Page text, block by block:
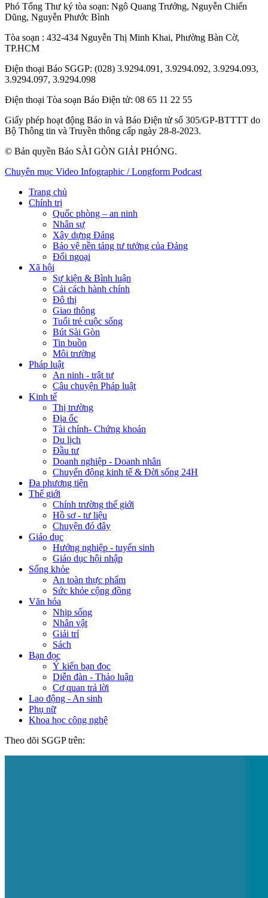
Phó Tổng Thư ký tòa soạn: Ngô Quang Trưởng, Nguyễn Chiến
Dũng, Nguyễn Phước Bình
Tòa soạn : 432-434 Nguyễn Thị Minh Khai, Phường Bàn Cờ,
TP.HCM
Điện thoại Báo SGGP: (028) 3.9294.091, 3.9294.092, 3.9294.093,
3.9294.097, 3.9294.098
Điện thoại Tòa soạn Báo Điện tử: 08 65 11 22 55
Giấy phép hoạt động Báo in và Báo Điện tử số 305/GP-BTTTT do
Bộ Thông tin và Truyền thông cấp ngày 28-8-2023.
© Bản quyền Báo SÀI GÒN GIẢI PHÓNG.
Chuyên mục Video Infographic / Longform Podcast
Trang chủ
Chính trị
Quốc phòng – an ninh
Nhân sự
Xây dựng Đảng
Bảo vệ nền tảng tư tưởng của Đảng
Đối ngoại
Xã hội
Sự kiện & Bình luận
Cải cách hành chính
Đô thị
Giao thông
Tuổi trẻ cuộc sống
Bút Sài Gòn
Tin buồn
Môi trường
Pháp luật
An ninh - trật tự
Câu chuyện Pháp luật
Kinh tế
Thị trường
Địa ốc
Tài chính- Chứng khoán
Du lịch
Đầu tư
Doanh nghiệp - Doanh nhân
Chuyển động kinh tế & Đời sống 24H
Đa phương tiện
Thế giới
Chính trường thế giới
Hồ sơ - tư liệu
Chuyện đó đây
Giáo dục
Hướng nghiệp - tuyển sinh
Giáo dục hội nhập
Sống khỏe
An toàn thực phẩm
Sức khỏe cộng đồng
Văn hóa
Nhịp sống
Nhân vật
Giải trí
Sách
Bạn đọc
Ý kiến bạn đọc
Diễn đàn - Thảo luận
Cơ quan trả lời
Lao động - An sinh
Phụ nữ
Khoa học công nghệ
Theo dõi SGGP trên: